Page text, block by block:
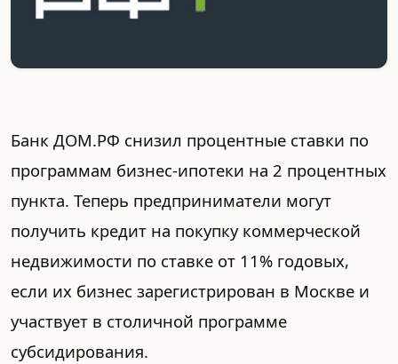
Банк ДОМ.РФ снизил процентные ставки по
программам бизнес-ипотеки на 2 процентных
пункта. Теперь предприниматели могут
получить кредит на покупку коммерческой
недвижимости по ставке от 11% годовых,
если их бизнес зарегистрирован в Москве и
участвует в столичной программе
субсидирования.